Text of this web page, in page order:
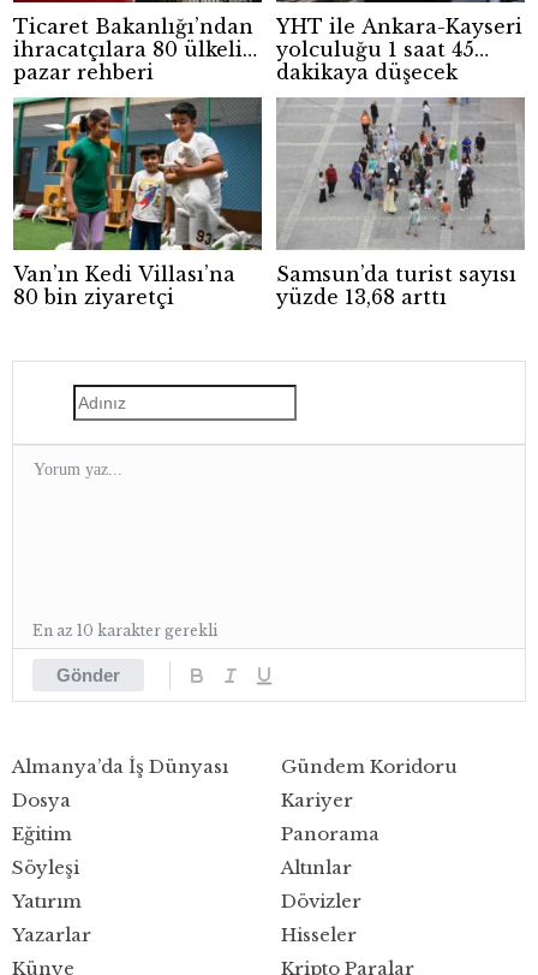
Ticaret Bakanlığı’ndan
ihracatçılara 80 ülkelik
pazar rehberi
YHT ile Ankara-Kayseri
yolculuğu 1 saat 45
dakikaya düşecek
Van’ın Kedi Villası’na
80 bin ziyaretçi
Samsun’da turist sayısı
yüzde 13,68 arttı
Gönder
En az 10 karakter gerekli
Almanya’da İş Dünyası
Dosya
Eğitim
Gündem Koridoru
Kariyer
Panorama
Söyleşi
Yatırım
Yazarlar
Künye
Altınlar
Dövizler
Hisseler
Kripto Paralar